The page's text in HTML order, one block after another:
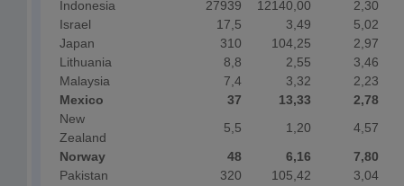
Indonesia 27939 12140,00
2,30
Israel
17,5 3,49
5,02
Japan
310 104,25
2,97
Lithuania
8,8 2,55
3,46
Malaysia
7,4 3,32
2,23
Mexico
37 13,33
2,78
New
Zealand
5,5 1,20
4,57
Norway
48 6,16
7,80
Pakistan
320 105,42
3,04